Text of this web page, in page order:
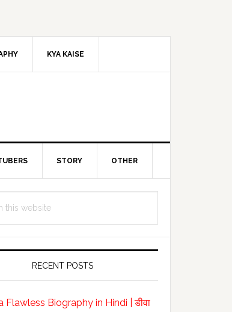
KYA KAISE
STORY OTHER
RECENT POSTS
Flawless Biography in Hindi | डीवा